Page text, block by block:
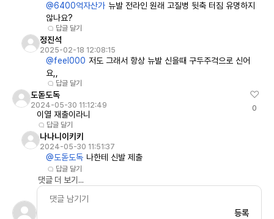
@6400억자산가 뉴발 전라인 원래 고질병 뒷축 터짐 유명하지
않나요?
답글 달기
정진석
2025-02-18 12:08:15
@feel000 저도 그래서 항상 뉴발 신을때 구두주걱으로 신어
요,,
답글 달기
도돋도독
2024-05-30 11:12:49
이열 재출이라니
답글 달기
0
나나니이키키
2024-05-30 11:51:37
@도돋도독 나한테 신발 제출
답글 달기
댓글 더 보기...
등록